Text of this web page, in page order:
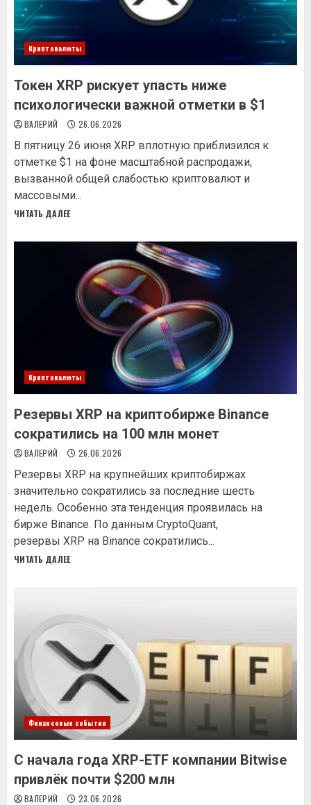
Криптовалюты
Токен XRP рискует упасть ниже
психологически важной отметки в $1
ВАЛЕРИЙ 26.06.2026
В пятницу 26 июня XRP вплотную приблизился к
отметке $1 на фоне масштабной распродажи,
вызванной общей слабостью криптовалют и
массовыми...
ЧИТАТЬ ДАЛЕЕ
Криптовалюты
Резервы XRP на криптобирже Binance
сократились на 100 млн монет
ВАЛЕРИЙ 26.06.2026
Резервы XRP на крупнейших криптобиржах
значительно сократились за последние шесть
недель. Особенно эта тенденция проявилась на
бирже Binance. По данным CryptoQuant,
резервы XRP на Binance сократились...
ЧИТАТЬ ДАЛЕЕ
Финансовые события
С начала года XRP-ETF компании Bitwise
привлёк почти $200 млн
ВАЛЕРИЙ 23.06.2026